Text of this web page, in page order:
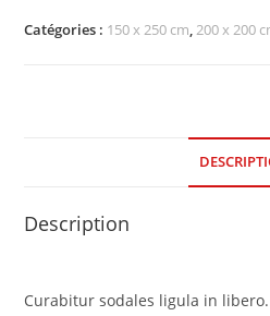
Catégories : 150 x 250 cm,200 x 200
Description
Curabitur sodales ligula in